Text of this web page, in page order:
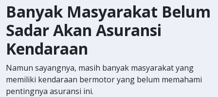
Banyak Masyarakat Belum
Sadar Akan Asuransi
Kendaraan
Namun sayangnya, masih banyak masyarakat yang
memiliki kendaraan bermotor yang belum memahami
pentingnya asuransi ini.